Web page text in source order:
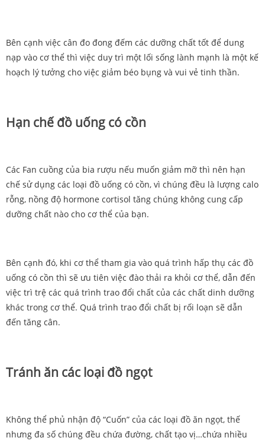
Bên cạnh việc cân đo đong đếm các dưỡng chất tốt để dung
nạp vào cơ thể thì việc duy trì một lối sống lành mạnh là một kế
hoạch lý tưởng cho việc giảm béo bụng và vui vẻ tinh thần.
Hạn chế đồ uống có cồn
Các Fan cuồng của bia rượu nếu muốn giảm mỡ thì nên hạn
chế sử dụng các loại đồ uống có cồn, vì chúng đều là lượng calo
rỗng, nồng độ hormone cortisol tăng chúng không cung cấp
dưỡng chất nào cho cơ thể của bạn.
Bên cạnh đó, khi cơ thể tham gia vào quá trình hấp thụ các đồ
uống có cồn thì sẽ ưu tiên việc đào thải ra khỏi cơ thể, dẫn đến
việc trì trệ các quá trình trao đổi chất của các chất dinh dưỡng
khác trong cơ thể. Quá trình trao đổi chất bị rối loạn sẽ dẫn
đến tăng cân.
Tránh ăn các loại đồ ngọt
Không thể phủ nhận độ “Cuốn” của các loại đồ ăn ngọt, thế
nhưng đa số chúng đều chứa đường, chất tạo vị…chứa nhiều